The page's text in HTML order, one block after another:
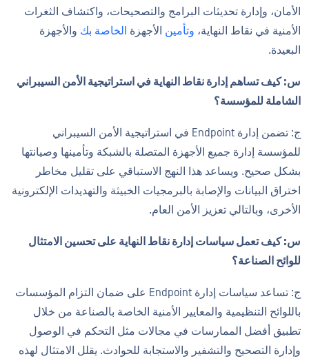
الأمان، وإدارة تحديثات البرامج والتصحيحات، واكتشاف الثغرات
الأمنية في نقاط النهاية، وتأمين الأجهزة الخاصة بك والأجهزة
البعيدة.
س: كيف تساهم إدارة نقاط النهاية في استراتيجية الأمن السيبراني
الشاملة للمؤسسة؟
ج: تضمن إدارة Endpoint في استراتيجية الأمن السيبراني
للمؤسسة إدارة جميع الأجهزة المتصلة بالشبكة وتأمينها وصيانتها
بشكل صحيح. ويساعد هذا النهج الاستباقي على تقليل مخاطر
اختراق البيانات والإصابة بالبرمجيات الخبيثة والتهديدات الإلكترونية
الأخرى، وبالتالي تعزيز الأمن العام.
س: كيف تعمل سياسات إدارة نقاط النهاية على تحسين الامتثال
للوائح الصناعة؟
ج: تساعد سياسات إدارة Endpoint على ضمان التزام المؤسسات
باللوائح التنظيمية والمعايير الأمنية الخاصة بالصناعة من خلال
تطبيق أفضل الممارسات في مجالات مثل التحكم في الوصول
وإدارة التصحيح والتشفير والاستجابة للحوادث. يقلل الامتثال لهذه